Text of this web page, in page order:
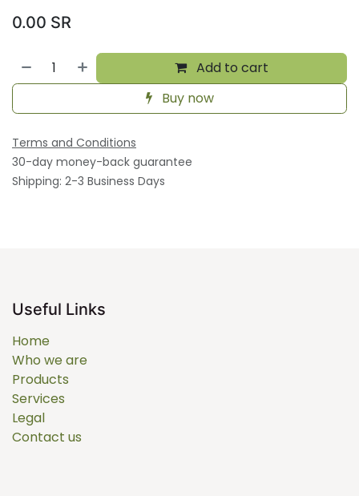
0.00 SR
Add to cart
Buy now
Terms and Conditions
30-day money-back guarantee
Shipping: 2-3 Business Days
Useful Links
Home
Who we are
Products
Services
Legal
Contact us